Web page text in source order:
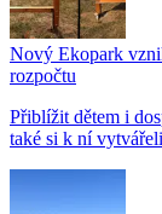
Nový Ekopark
rozpočtu
Přiblížit dětem i
také si k ní